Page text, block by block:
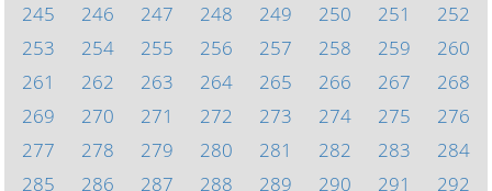
245
246 247 248 249 250 251
252
253
254 255 256 257 258 259
260
261
262 263 264 265 266 267
268
269
270 271 272 273 274 275
276
277
278 279 280 281 282 283
284
285
286 287 288 289 290 291
292